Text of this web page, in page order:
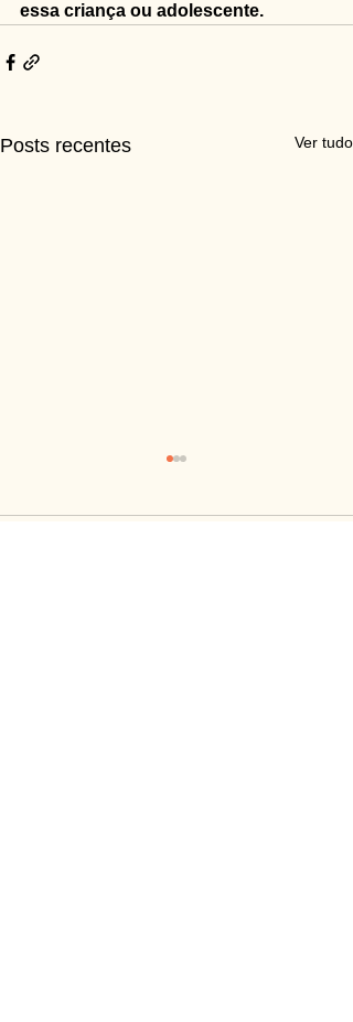
essa criança ou adolescente.
Posts recentes Ver tudo